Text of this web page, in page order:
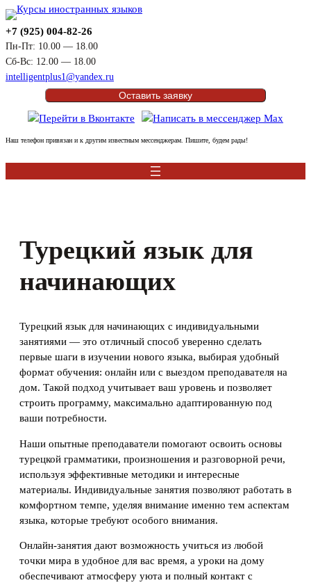
Перейти
к
содержимому
+7 (925) 004-82-26
Пн-Пт: 10.00 — 18.00
Сб-Вс: 12.00 — 18.00
intelligentplus1@yandex.ru
Оставить заявку
Наш телефон привязан и к другим известным мессенджерам. Пишите, будем рады!
Турецкий язык для
начинающих
Турецкий язык для начинающих с индивидуальными
занятиями — это отличный способ уверенно сделать
первые шаги в изучении нового языка, выбирая удобный
формат обучения: онлайн или с выездом преподавателя на
дом. Такой подход учитывает ваш уровень и позволяет
строить программу, максимально адаптированную под
ваши потребности.
Наши опытные преподаватели помогают освоить основы
турецкой грамматики, произношения и разговорной речи,
используя эффективные методики и интересные
материалы. Индивидуальные занятия позволяют работать в
комфортном темпе, уделяя внимание именно тем аспектам
языка, которые требуют особого внимания.
Онлайн-занятия дают возможность учиться из любой
точки мира в удобное для вас время, а уроки на дому
обеспечивают атмосферу уюта и полный контакт с